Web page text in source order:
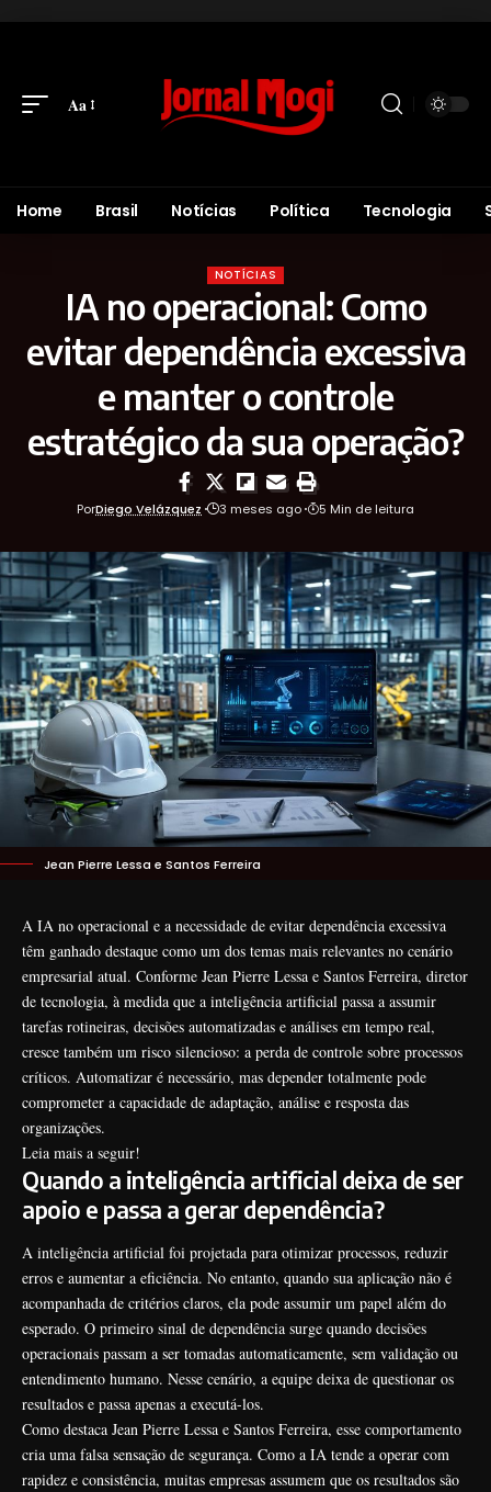
Aa
Home Brasil Notícias Política Tecnologia
NOTÍCIAS
IA no operacional: Como
evitar dependência excessiva
e manter o controle
estratégico da sua operação?
PorDiego Velázquez 3 meses ago 5 Min de leitura
Jean Pierre Lessa e Santos Ferreira
A IA no operacional e a necessidade de evitar dependência excessiva
têm ganhado destaque como um dos temas mais relevantes no cenário
empresarial atual. Conforme Jean Pierre Lessa e Santos Ferreira, diretor
de tecnologia, à medida que a inteligência artificial passa a assumir
tarefas rotineiras, decisões automatizadas e análises em tempo real,
cresce também um risco silencioso: a perda de controle sobre processos
críticos. Automatizar é necessário, mas depender totalmente pode
comprometer a capacidade de adaptação, análise e resposta das
organizações.
Leia mais a seguir!
Quando a inteligência artificial deixa de ser
apoio e passa a gerar dependência?
A inteligência artificial foi projetada para otimizar processos, reduzir
erros e aumentar a eficiência. No entanto, quando sua aplicação não é
acompanhada de critérios claros, ela pode assumir um papel além do
esperado. O primeiro sinal de dependência surge quando decisões
operacionais passam a ser tomadas automaticamente, sem validação ou
entendimento humano. Nesse cenário, a equipe deixa de questionar os
resultados e passa apenas a executá-los.
Como destaca Jean Pierre Lessa e Santos Ferreira, esse comportamento
cria uma falsa sensação de segurança. Como a IA tende a operar com
rapidez e consistência, muitas empresas assumem que os resultados são